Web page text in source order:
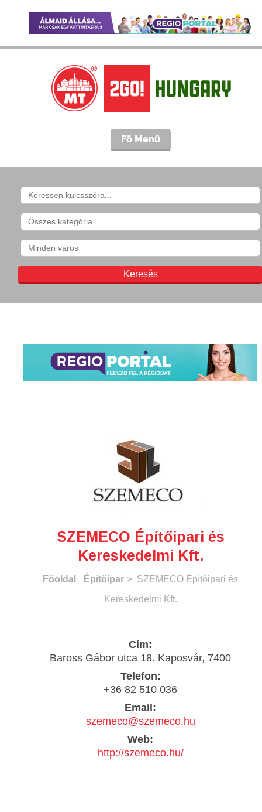
Fö Menü
SZEMECO Építőipari és
Kereskedelmi Kft.
Főoldal Építőipar > SZEMECO Építőipari és
Kereskedelmi Kft.
Cím:
Baross Gábor utca 18. Kaposvár, 7400
Telefon:
+36 82 510 036
Email:
szemeco@szemeco.hu
Web:
http://szemeco.hu/